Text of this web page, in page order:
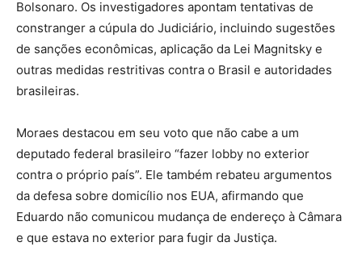
Bolsonaro. Os investigadores apontam tentativas de
constranger a cúpula do Judiciário, incluindo sugestões
de sanções econômicas, aplicação da Lei Magnitsky e
outras medidas restritivas contra o Brasil e autoridades
brasileiras.
Moraes destacou em seu voto que não cabe a um
deputado federal brasileiro “fazer lobby no exterior
contra o próprio país”. Ele também rebateu argumentos
da defesa sobre domicílio nos EUA, afirmando que
Eduardo não comunicou mudança de endereço à Câmara
e que estava no exterior para fugir da Justiça.